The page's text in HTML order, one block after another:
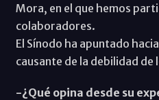
Mora, en el que hemos
colaboradores.
El Sínodo ha apuntado
causante de la debilidad
-¿Qué opina desde su